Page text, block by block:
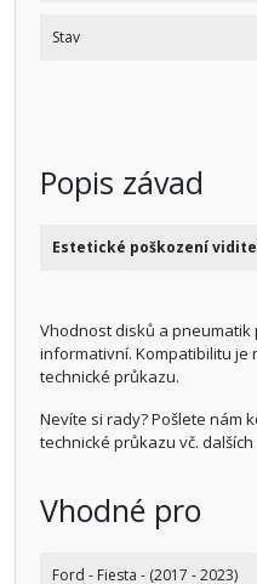
Stav
Popis závad
Estetické poškození
Vhodnost disků a
informativní. Kompatibilitu je
technické průkazu.
Nevíte si rady? Pošlete nám
technické průkazu vč.
Vhodné pro
Ford - Fiesta - (2017 - 2023)